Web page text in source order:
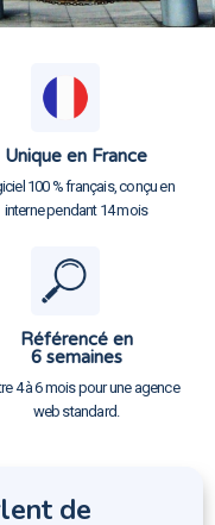
Unique en France
100 % français, conçu en
interne pendant 14 mois
Référencé en
6 semaines
4 à 6 mois pour une agence
web standard.
de